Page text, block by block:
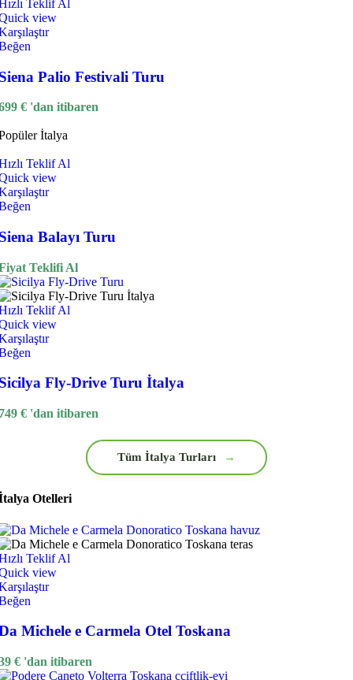
Teklif Al
view
Palio Festivali Turu
€ 'dan itibaren
İtalya
Teklif Al
view
Balayı Turu
Teklifi Al
Teklif Al
view
Fly-Drive Turu İtalya
€ 'dan itibaren
Tüm İtalya Turları →
Otelleri
Teklif Al
view
Michele e Carmela Otel Toskana
€ 'dan itibaren